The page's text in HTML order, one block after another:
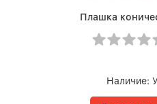
Плашка
Наличие: